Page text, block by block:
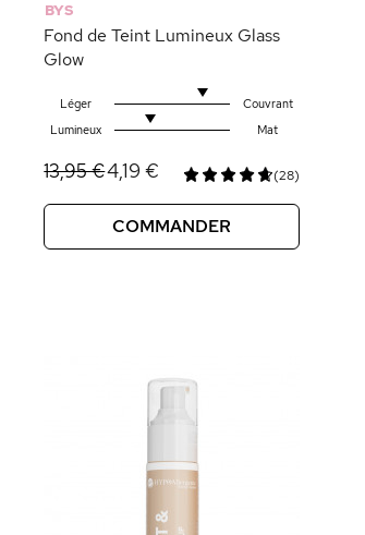
BYS
Fond de Teint Lumineux Glass
Glow
Léger
Couvrant
Lumineux
Mat
13,95 €4,19 € (28)
COMMANDER